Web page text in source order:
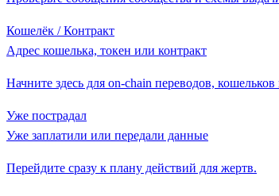
Кошелёк / Контракт
Адрес кошелька, токен или контракт
Начните здесь для on-chain переводов, кошельков
Уже пострадал
Уже заплатили или передали данные
Перейдите сразу к плану действий для жертв.